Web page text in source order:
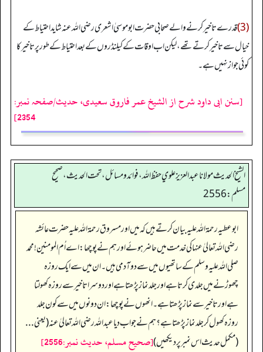
(3) قدرے تاخیر کرنے والے صحابی حضرت ابوموسیٰ اشعری رضی اللہ عنہ شاید احتیاط کے
خیال سے تاخیر کرتے تھے، لیکن اب اوقات کے کیلنڈروں کے بعد احتیاط کے طور پر تاخیر کا
کوئی جواز نہیں ہے۔
[سنن ابی داود شرح از الشیخ عمر فاروق سعیدی، حدیث/صفحہ نمبر:
2354]
الشيخ الحديث مولانا عبدالعزيز علوي حفظ الله، فوائد و مسائل، تحت الحديث ، صحيح
مسلم: 2556
ابو عطیہ رحمۃ اللہ علیہ بیان کرتے ہیں کہ میں اور مسروق رحمۃ اللہ علیہ حضرت عائشہ
رضی اللہ تعالیٰ عنہا کی خدمت میں حاضر ہوئے اور ہم نے پوچھا: اے اُم المومنین! محمد
صلی اللہ علیہ وسلم کے ساتھیوں میں سے دو آدمی ہیں۔ ان میں سے ایک روزہ
چھوڑنے میں جلدی کرتا ہے اور جلد نماز پڑھتا ہے اور دوسرا تاخیر سے روزہ کھولتا
ہے اور تاخیر سے نماز پڑھتا ہے۔ انھوں نے پوچھا: ان دونوں میں سے کون جلد
روزہ کھول کر جلد نماز پڑھتا ہے؟ ہم نے جواب دیا عبد اللہ رضی اللہ تعالیٰ عنہ (یعنی...
(مکمل حدیث اس نمبر پر دیکھیں)[صحيح مسلم، حديث نمبر:2556]